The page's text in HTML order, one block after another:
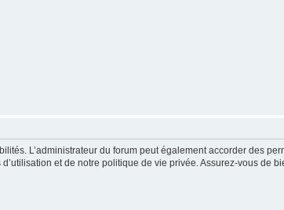
L’administrateur du forum peut également accorder des
et de notre politique de vie privée. Assurez-vous de